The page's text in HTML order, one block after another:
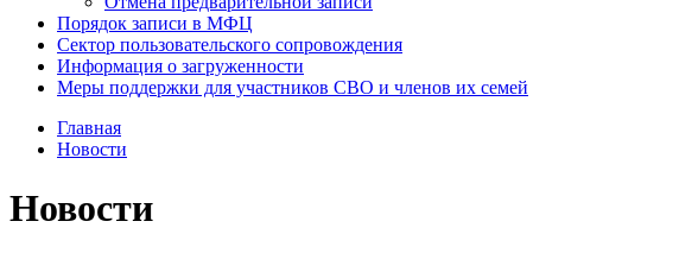
Порядок записи в МФЦ
Сектор пользовательского сопровождения
Информация о загруженности
Меры поддержки для участников СВО и членов их семей
Главная
Новости
Новости